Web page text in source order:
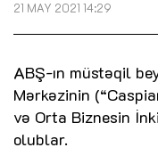
21 MAY 2021 14:29
ABŞ-ın müstəqil
Mərkəzinin
və Orta Biznesin
olublar.